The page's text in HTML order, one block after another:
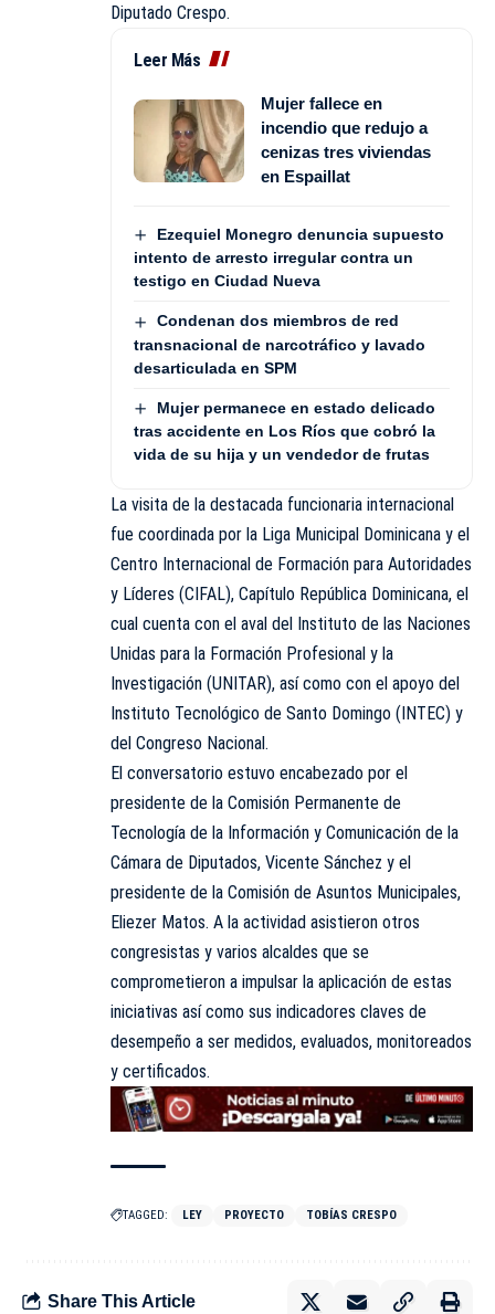
Diputado Crespo.
Leer Más
Mujer fallece en
incendio que redujo a
cenizas tres viviendas
en Espaillat
Ezequiel Monegro denuncia supuesto
intento de arresto irregular contra un
testigo en Ciudad Nueva
Condenan dos miembros de red
transnacional de narcotráfico y lavado
desarticulada en SPM
Mujer permanece en estado delicado
tras accidente en Los Ríos que cobró la
vida de su hija y un vendedor de frutas
La visita de la destacada funcionaria internacional
fue coordinada por la Liga Municipal Dominicana y el
Centro Internacional de Formación para Autoridades
y Líderes (CIFAL), Capítulo República Dominicana, el
cual cuenta con el aval del Instituto de las Naciones
Unidas para la Formación Profesional y la
Investigación (UNITAR), así como con el apoyo del
Instituto Tecnológico de Santo Domingo (INTEC) y
del Congreso Nacional.
El conversatorio estuvo encabezado por el
presidente de la Comisión Permanente de
Tecnología de la Información y Comunicación de la
Cámara de Diputados, Vicente Sánchez y el
presidente de la Comisión de Asuntos Municipales,
Eliezer Matos. A la actividad asistieron otros
congresistas y varios alcaldes que se
comprometieron a impulsar la aplicación de estas
iniciativas así como sus indicadores claves de
desempeño a ser medidos, evaluados, monitoreados
y certificados.
TAGGED: LEY PROYECTO TOBÍAS CRESPO
Share This Article